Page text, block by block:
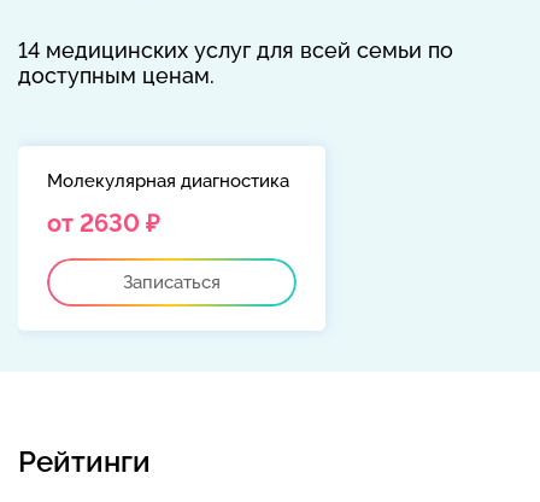
14 медицинских услуг для всей семьи по
доступным ценам.
Молекулярная диагностика
от 2630 ₽
Записаться
Рейтинги